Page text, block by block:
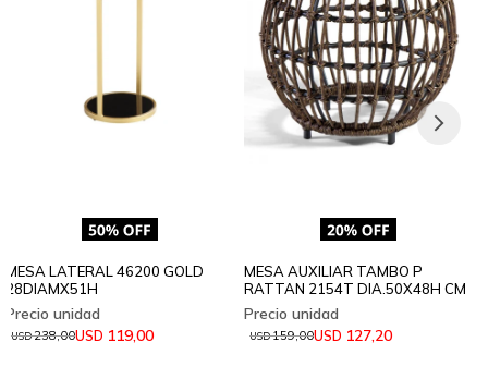
MESA LATERAL 46200 GOLD
28DIAMX51H
USD 119,00
USD238,00
MESA AUXILIAR TAMBO P
RATTAN 2154T DIA.50X48H CM
USD 127,20
USD159,00